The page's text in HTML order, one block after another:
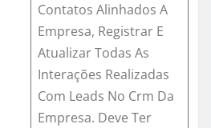
Contatos Alinhados A
Empresa, Registrar E
Atualizar Todas As
Interações Realizadas
Com Leads No Crm Da
Empresa. Deve Ter